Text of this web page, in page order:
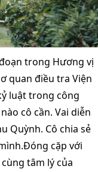
trong Hương vị
quan điều tra Viện
luật trong công
cô cần. Vai diễn
Quỳnh. Cô chia sẻ
cặp với
tâm lý của